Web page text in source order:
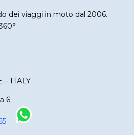
dei viaggi in moto dal 2006.
– ITALY
6